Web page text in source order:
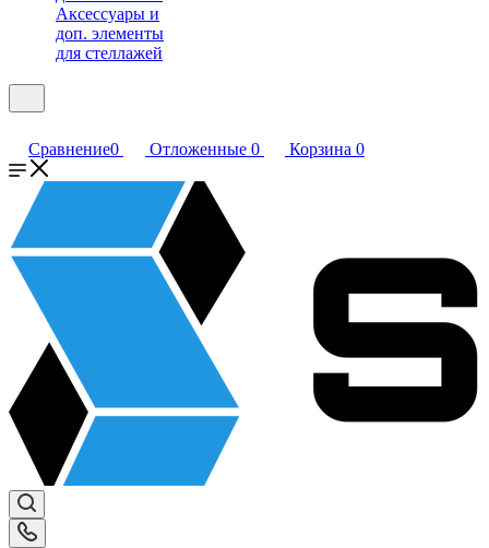
Аксессуары и
доп. элементы
для стеллажей
Сравнение0 Отложенные 0 Корзина 0